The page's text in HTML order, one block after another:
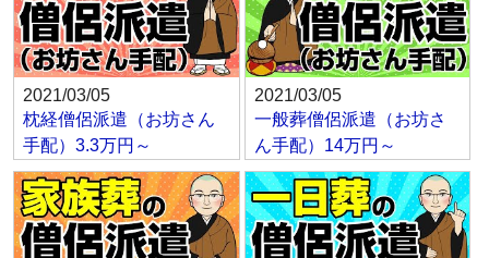
2021/03/05
枕経僧侶派遣（お坊さん
手配）3.3万円～
2021/03/05
一般葬僧侶派遣（お坊さ
ん手配）14万円～